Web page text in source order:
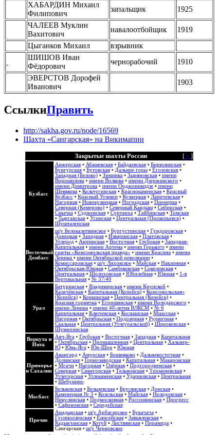
ХАБАРДИН Михаил
Филипович
запальщик
1925
ЧАЛЕЕВ Муклин
Вахитович
навалоотбойщик
1919
Цыганков Михаил
взрывник
ШИШОВ Иван
Фёдорович
чернорабочий
1910
ЭВЕРСТОВ Дорофей
Иванович
1903
СсылкиПравить
http://sakha.gov.ru/node/16569
Шахта «Сангарская» на Викимапии
[+ ]
Закрытые шахты России
Кузбасс
Анжерская• Абашевская• Байдаевская• Бирюлинская•
Бунгурская• Бутовская• Дальние горы• Егозовская•
Западная (Белово)• Зиминка• Зыряновская• имени
Ворошилова• имени Волкова• имени Дзержинского •
имени Димитрова• имени Орджоникидзе• имени
Шевякова• Кольчугинская• Краснокаменская• Красный
Кузбасс• Красный Углекоп• Кузнецкая• Лапичевская•
Нагорная• Новокузнецкая• Ноградская• Пионерка•
Северная (Кемерово)• Северный Кандыш• Сибирская•
Смычка• Судженская• Суртаиха• Тайбинская• Томская
• Тырганская• Усинская• Центральная (Прокопьевск)•
Шушталепская
Восточный
Донбасс
ш/у Белокалитвинское• Бургустинская• Гундоровская•
Донецкая• Западная• Изваринская• Платовская•
Углерод • Аютинская• Восточная• Глубокая• Западная-
Капитальная• имени Артема• имени Горького • имени
газеты «Комсомольская правда» • имени Красина• имени
Ленина • имени Октябрьской революции•
Комиссаровская• ш/у Лиховское• Майская• Наклонная•
Октябрьская-Южная• Самбековская• Соколовская•
Центральная• Шолоховская• Юбилейная• Южная• 1-я
Вертикальная• № 37/40
Урал
Батуринская• Владимирская• имени Крупской•
Калачёвская• Капитальная (Копейск)• Комсомольская»
(Копейск)• Коркинская• Центральная (Копейск)•
Красная горнячка• Егоршинская• имени Володарского •
имени Ленина• имени 40-летия ВЛКСМ• № 6
Капитальная• Ключевская• Коспашская• Миасская•
Нагорная• Октябрьская• Подозерная• Рудничная•
Скальная• Центральная (Углеуральский)• Широковская•
Шумихинская
Воркута и
Инта
Аяч-Яга• Глубокая• Восточная• Западная• Капитальная
• Октябрьская• Промышленная• Центральная• Хальмер-
Ю• Юнь-Яга• Юр-Шор • Южная
Приморье
и Сахалин
Авангард • Амурская• Бошняково • Дальневосточная•
Долинская• Горнозаводская• Капитальная• Макаровская
• Мгачи• Нагорная• Озёрная• Подгородненская•
Северная• Синегорская• Тельновская• Тихменевская•
Углегорская• Углекаменская• Ударновская• Центральная
• Шебунино
Мосбасс
Бельковская• Бельцевская• Брусянская• Донская•
Каменецкая № 3 • Козельская• Майская• Нелидовская•
Никулинская• Подмосковная• Россошинская• Прогресс
• Сафоновская• Середейская
Прочие
Анадырская• ш/у Арбагарское• Букачача•
Гусиноозерская• Енисейская• Завьяловская•
Кадыкчанская• Котуй• Листвянская• Пирамида•
Сангарская• ш/у Черновское